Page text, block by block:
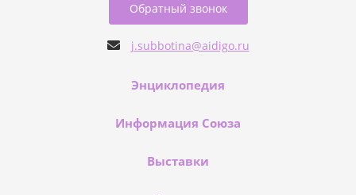
Обратный звонок
j.subbotina@aidigo.ru
Энциклопедия
Информация Союза
Выставки